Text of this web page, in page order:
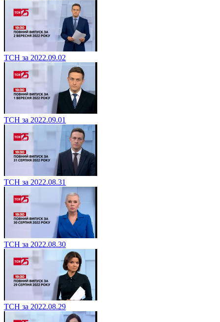
ТСН за 2022.09.02
ТСН за 2022.09.01
ТСН за 2022.08.31
ТСН за 2022.08.30
ТСН за 2022.08.29